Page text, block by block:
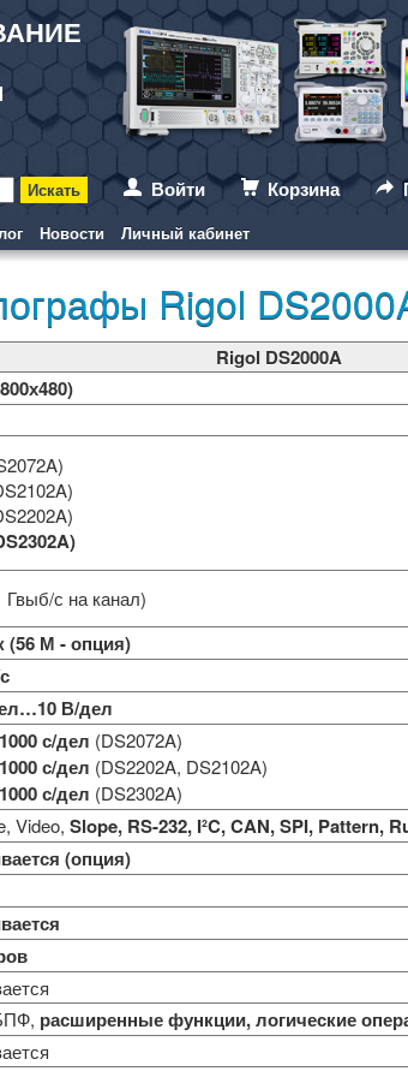
Войти
Корзина
Новости Личный кабинет
Rigol
Rigol DS2000A
с на канал)
(56 М - опция)
В/дел
1000 с/дел (DS2072A)
1000 с/дел (DS2202A, DS2102A)
1000 с/дел (DS2302A)
Video, Slope, RS-232, I²C, CAN, SPI, Pattern,
(опция)
расширенные функции, логические